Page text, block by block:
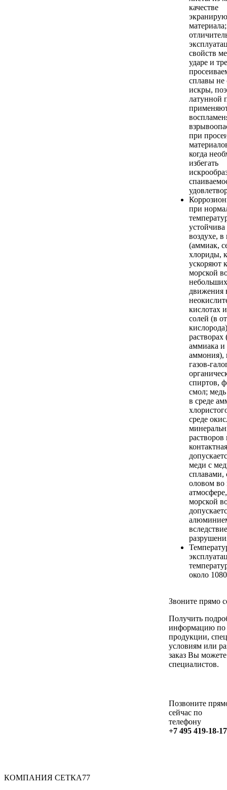
качестве
свойств
ударе и
сплавы не
искры,
латунной
при
когда
избегать
при
воздухе, в
(аммиак,
хлориды,
ускоряют
морской
движения
кислотах
солей (в
растворах
аммиака и
аммония),
газов-
спиртов,
смол;
в среде
среде
меди с
сплавами,
оловом
морской
около
Звоните прямо
Получить
информацию по
продукции,
условиям или
заказ Вы
специалистов.
Позвоните
сейчас по
телефону
+7 495 419-18-17
КОМПАНИЯ СЕТКА77